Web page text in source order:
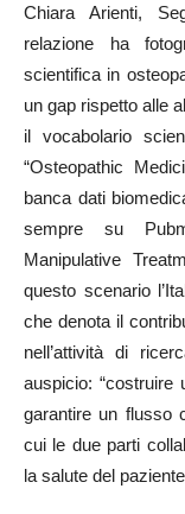
Chiara Arienti,
relazione ha
scientifica in
un gap rispetto alle
il vocabolario
“Osteopathic
banca dati
sempre su
Manipulative
questo scenario
che denota il
nell’attività di
auspicio: “costruire
garantire un flusso
cui le due parti
la salute del